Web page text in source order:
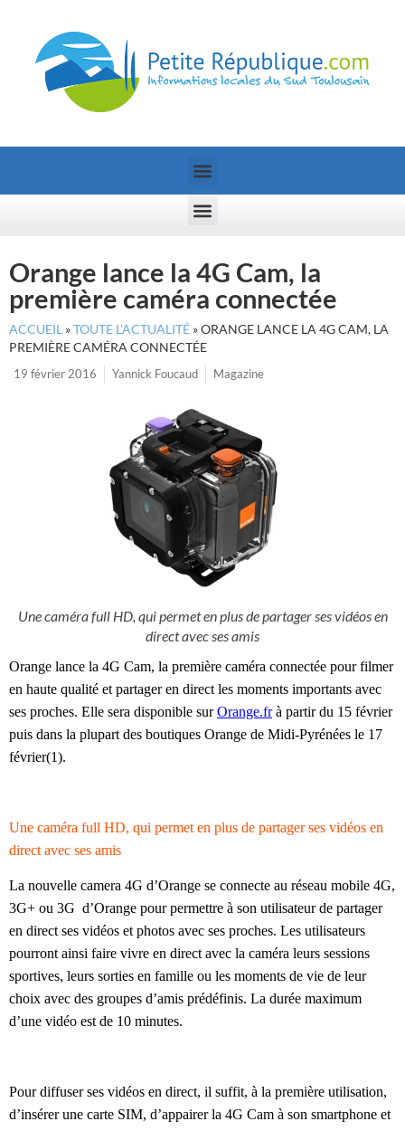
Orange lance la 4G Cam, la
première caméra connectée
ACCUEIL »TOUTE L’ACTUALITÉ »ORANGE LANCE LA 4G CAM, LA
PREMIÈRE CAMÉRA CONNECTÉE
19 février 2016
Yannick Foucaud Magazine
Une caméra full HD, qui permet en plus de partager ses vidéos en
direct avec ses amis
Orange lance la 4G Cam, la première caméra connectée pour filmer
en haute qualité et partager en direct les moments importants avec
ses proches. Elle sera disponible surOrange.frà partir du 15 février
puis dans la plupart des boutiques Orange de Midi-Pyrénées le 17
février(1).
Une caméra full HD, qui permet en plus de partager ses vidéos en
direct avec ses amis
La nouvelle camera 4G d’Orange se connecte au réseau mobile 4G,
3G+ ou 3G d’Orange pour permettre à son utilisateur de partager
en direct ses vidéos et photos avec ses proches. Les utilisateurs
pourront ainsi faire vivre en direct avec la caméra leurs sessions
sportives, leurs sorties en famille ou les moments de vie de leur
choix avec des groupes d’amis prédéfinis. La durée maximum
d’une vidéo est de 10 minutes.
Pour diffuser ses vidéos en direct, il suffit, à la première utilisation,
d’insérer une carte SIM, d’appairer la 4G Cam à son smartphone et